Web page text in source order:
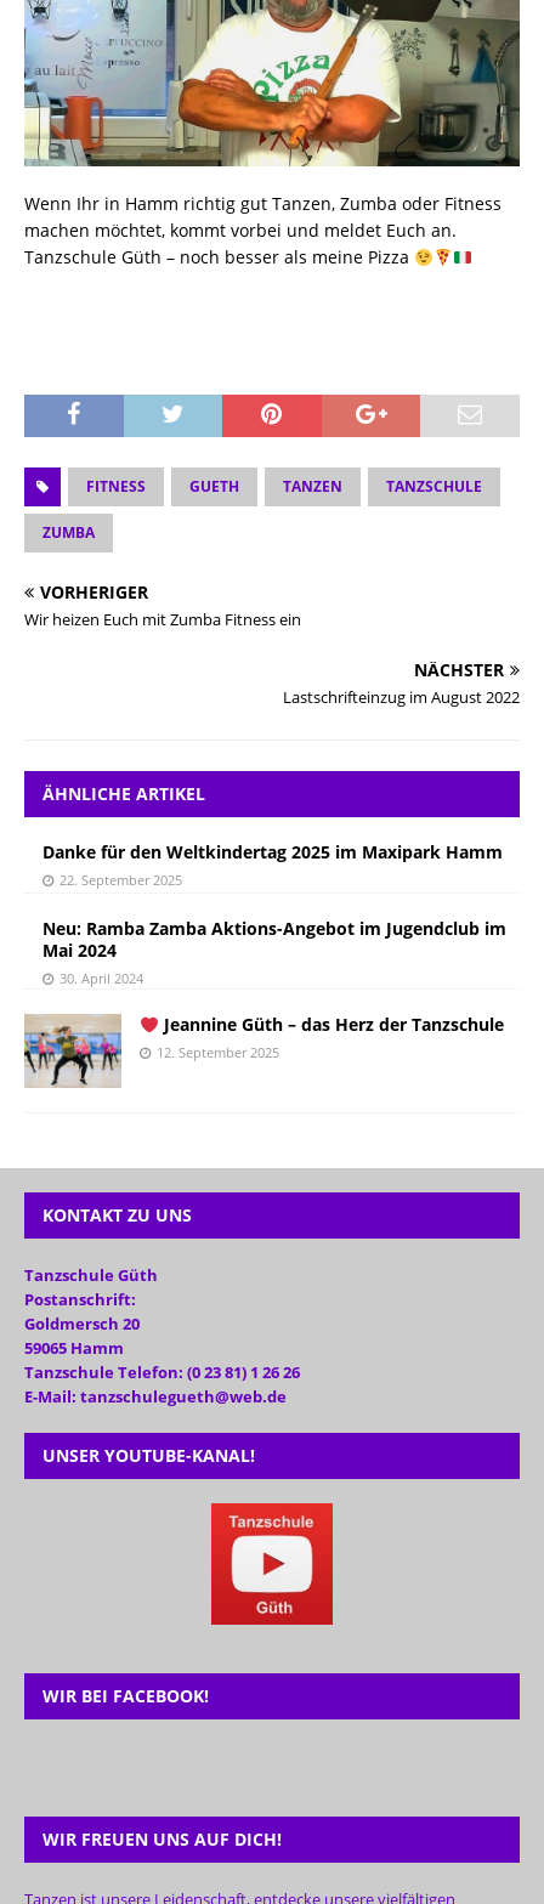
Wenn Ihr in Hamm richtig gut Tanzen, Zumba oder Fitness
machen möchtet, kommt vorbei und meldet Euch an.
Tanzschule Güth – noch besser als meine Pizza
FITNESS GUETH TANZEN TANZSCHULE
ZUMBA
VORHERIGER
Wir heizen Euch mit Zumba Fitness ein
NÄCHSTER
Lastschrifteinzug im August 2022
ÄHNLICHE ARTIKEL
Danke für den Weltkindertag 2025 im Maxipark Hamm
22. September 2025
Neu: Ramba Zamba Aktions-Angebot im Jugendclub im
Mai 2024
30. April 2024
Jeannine Güth – das Herz der Tanzschule
12. September 2025
KONTAKT ZU UNS
Tanzschule Güth
Postanschrift:
Goldmersch 20
59065 Hamm
Tanzschule Telefon: (0 23 81) 1 26 26
E-Mail: tanzschulegueth@web.de
UNSER YOUTUBE-KANAL!
WIR BEI FACEBOOK!
WIR FREUEN UNS AUF DICH!
Tanzen ist unsere Leidenschaft, entdecke unsere vielfältigen